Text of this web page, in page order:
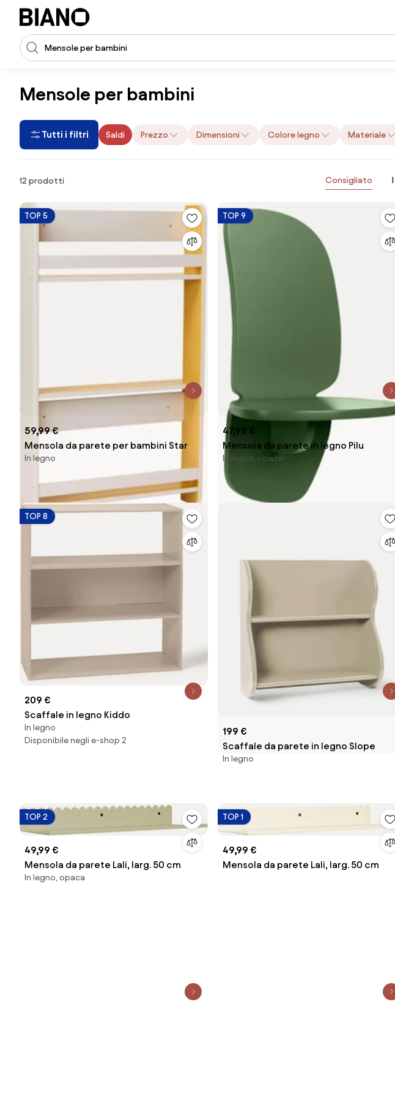
Salta la navigazione, vai al contenuto
Input della ricerca
Mensole per bambini
Tutti i filtri Saldi Prezzo Dimensioni Colore legno Materiale
Prodotti
12 prodotti Consigliato
TOP 5
59,99 €
Mensola da parete per bambini Star
In legno
TOP 9
47,99 €
Mensola da parete in legno Pilu
In legno, opaca
TOP 8
209 €
Scaffale in legno Kiddo
In legno
Disponibile negli e-shop 2
199 €
Scaffale da parete in legno Slope
In legno
TOP 2
49,99 €
Mensola da parete Lali, larg. 50 cm
In legno, opaca
TOP 1
49,99 €
Mensola da parete Lali, larg. 50 cm